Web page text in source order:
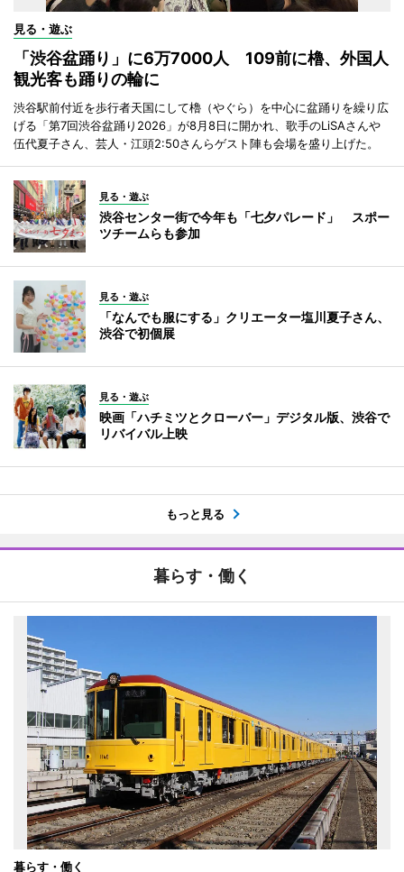
見る・遊ぶ
「渋谷盆踊り」に6万7000人 109前に櫓、外国人
観光客も踊りの輪に
渋谷駅前付近を歩行者天国にして櫓（やぐら）を中心に盆踊りを繰り広
げる「第7回渋谷盆踊り2026」が8月8日に開かれ、歌手のLiSAさんや
伍代夏子さん、芸人・江頭2:50さんらゲスト陣も会場を盛り上げた。
見る・遊ぶ
渋谷センター街で今年も「七夕パレード」 スポー
ツチームらも参加
見る・遊ぶ
「なんでも服にする」クリエーター塩川夏子さん、
渋谷で初個展
見る・遊ぶ
映画「ハチミツとクローバー」デジタル版、渋谷で
リバイバル上映
もっと見る
暮らす・働く
暮らす・働く